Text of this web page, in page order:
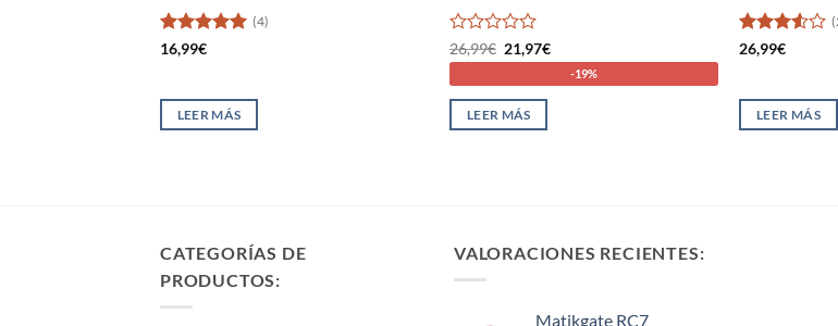
Valorado
(4)
16,99€
LEER MÁS
Valorado
con
0
de
26,99€ El
precio
26,99€.
21,97€El
precio
actual
-19%
LEER MÁS
Valorado
26,99€
LEER MÁS
CATEGORÍAS DE
PRODUCTOS:
VALORACIONES RECIENTES:
Matikgate RC7